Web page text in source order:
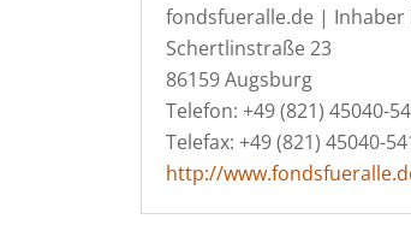
fondsfueralle.de | Inhaber
Schertlinstraße 23
86159 Augsburg
Telefon: +49 (821) 45040-
Telefax: +49 (821) 45040-
http://